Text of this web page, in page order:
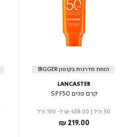
הנחת מדרגות בקופון BIGGER
LANCASTER
קרם פנים SPF50
50 מ"ל ₪ 438.00 ל- 100 מ"ל
₪ 219.00